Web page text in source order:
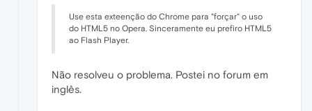
Use esta exteenção do Chrome para "forçar" o uso
do HTML5 no Opera. Sinceramente eu prefiro HTML5
ao Flash Player.
Não resolveu o problema. Postei no forum em
inglês.